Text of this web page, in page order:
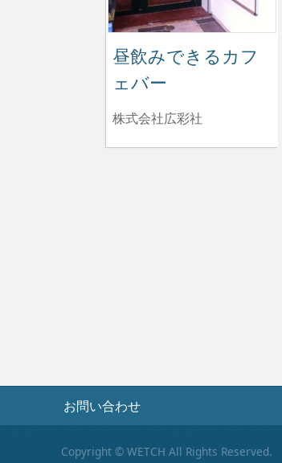
昼飲みできるカフ
ェバー
株式会社広彩社
お問い合わせ
Copyright © WETCH All Rights Reserved.